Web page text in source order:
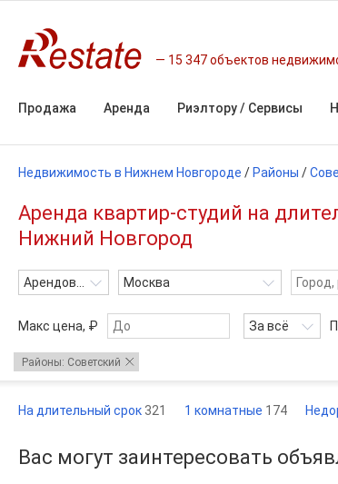
15 347 объектов
Продажа Аренда Риэлтору / Сервисы
Недвижимость в Нижнем Новгороде / Районы /
Аренда квартир-студий на
Нижний Новгород
Арендовать Москва
Макс цена, ₽ За всё
Районы: Советский
На длительный срок 321 1 комнатные 174
Вас могут заинтересовать